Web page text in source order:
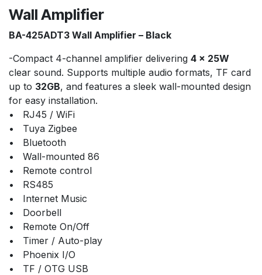
Wall Amplifier
BA-425ADT3 Wall Amplifier – Black
-Compact 4-channel amplifier delivering 4 × 25W
clear sound. Supports multiple audio formats, TF card
up to 32GB, and features a sleek wall-mounted design
for easy installation.
• RJ45 / WiFi
• Tuya Zigbee
• Bluetooth
• Wall-mounted 86
• Remote control
• RS485
• Internet Music
• Doorbell
• Remote On/Off
• Timer / Auto-play
• Phoenix I/O
• TF / OTG USB